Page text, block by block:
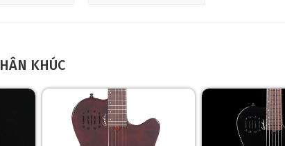
được đánh giá cao về độ cứng và phản hồi nhanh, tạo
KHÚC